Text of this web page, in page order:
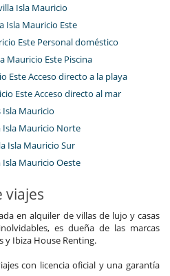
Isla Mauricio
Isla Mauricio Este
Este Personal doméstico
Mauricio Este Piscina
Este Acceso directo a la playa
Este Acceso directo al mar
Isla Mauricio
Isla Mauricio Norte
Isla Mauricio Sur
Mauricio Oeste
viajes
en alquiler de villas de lujo y casas
es dueña de las marcas
y Ibiza House Renting.
con licencia oficial y una garantía